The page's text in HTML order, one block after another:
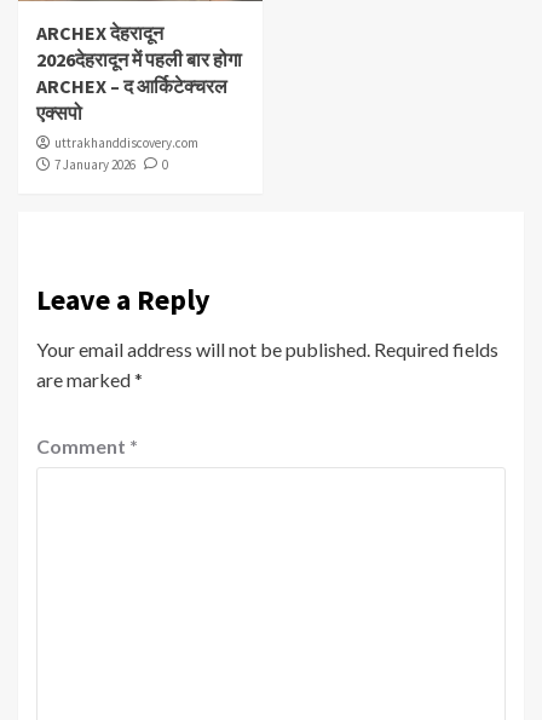
ARCHEX देहरादून
2026देहरादून में पहली बार होगा
ARCHEX – द आर्किटेक्चरल
एक्सपो
uttrakhanddiscovery.com
7 January 2026
0
Leave a Reply
Your email address will not be published. Required fields
are marked*
Comment *